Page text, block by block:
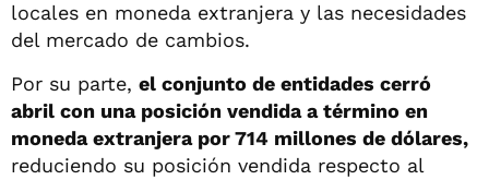
locales en moneda extranjera y las necesidades
del mercado de cambios.
Por su parte, el conjunto de entidades cerró
abril con una posición vendida a término en
moneda extranjera por 714 millones de dólares,
reduciendo su posición vendida respecto al